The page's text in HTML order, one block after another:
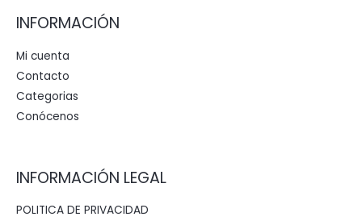
INFORMACIÓN
Mi cuenta
Contacto
Categorias
Conócenos
INFORMACIÓN LEGAL
POLITICA DE PRIVACIDAD